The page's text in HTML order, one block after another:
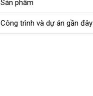
Sản phẩm
Công trình và dự án gần đây